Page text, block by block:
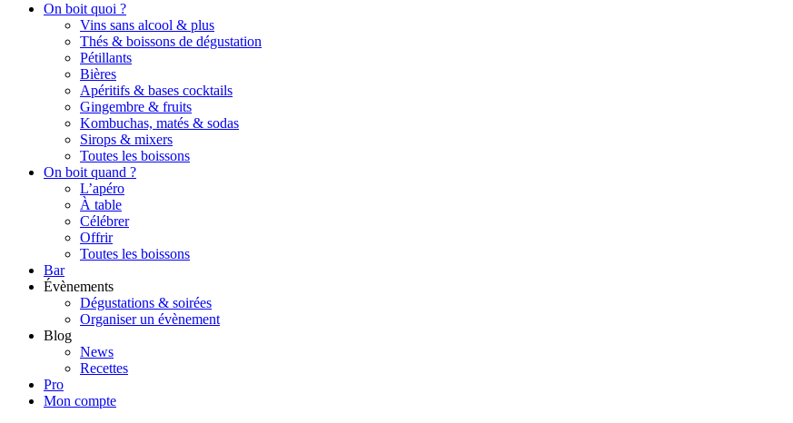
On boit quoi ?
Vins sans alcool & plus
Thés & boissons de dégustation
Pétillants
Bières
Apéritifs & bases cocktails
Gingembre & fruits
Kombuchas, matés & sodas
Sirops & mixers
Toutes les boissons
On boit quand ?
L’apéro
À table
Célébrer
Offrir
Toutes les boissons
Bar
Évènements
Dégustations & soirées
Organiser un évènement
Blog
News
Recettes
Pro
Mon compte